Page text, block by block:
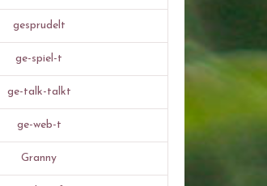
gesprudelt
ge-spiel-t
ge-talk-talkt
ge-web-t
Granny